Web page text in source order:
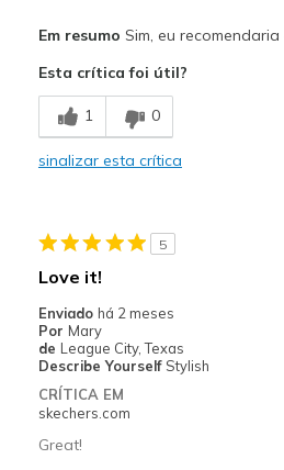
Breathe Well
Comfortable
Width
Feels true to
Sizing
Feels full size
View On Shoes
Em resumo Sim, eu
Esta crítica foi útil?
1 0
sinalizar esta crítica
5
Love it!
Enviado há 2 meses
Por Mary
de League City, Texas
Describe Yourself Stylish
CRÍTICA EM
skechers.com
Great!